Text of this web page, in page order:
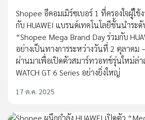
Shopee อีคอมเมิร์ซเบอร์ 1 ที่ครองใจผู้ใ
กับ HUAWEI แบรนด์เทคโนโลยีชั้นนำระ
“Shopee Mega Brand Day ร่วมกับ
อย่างเป็นทางการระหว่างวันที่ 2 ตุลาคม
ผ่านมาเพื่อเปิดตัวสมาร์ทวอทช์รุ่นใหม่ล่า
WATCH GT 6 Series อย่างยิ่งใหญ่
17 ต.ค. 2025